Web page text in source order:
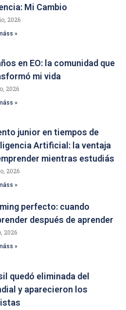
Mi Cambio
2026
»
en EO: la comunidad que
mi vida
2026
»
junior en tiempos de
Artificial: la ventaja
mientras estudiás
2026
»
perfecto: cuando
después de aprender
2026
»
quedó eliminada del
y aparecieron los